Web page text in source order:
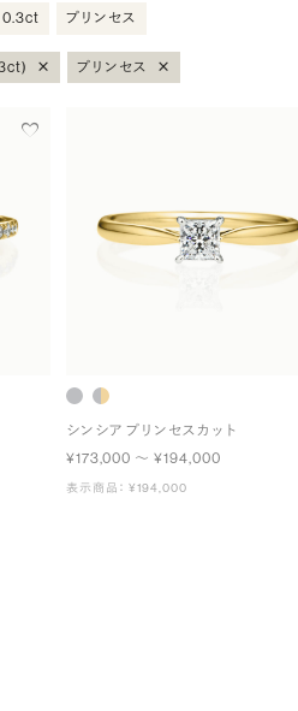
0.3ct プリンセス
× プリンセス ×
シンシア プリンセスカット
¥173,000 〜 ¥194,000
表示商品： ¥194,000